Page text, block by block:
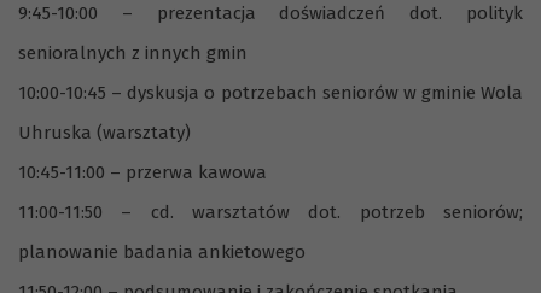
9:45-10:00 – prezentacja doświadczeń dot. polityk
senioralnych z innych gmin
10:00-10:45 – dyskusja o potrzebach seniorów w gminie Wola
Uhruska (warsztaty)
10:45-11:00 – przerwa kawowa
11:00-11:50 – cd. warsztatów dot. potrzeb seniorów;
planowanie badania ankietowego